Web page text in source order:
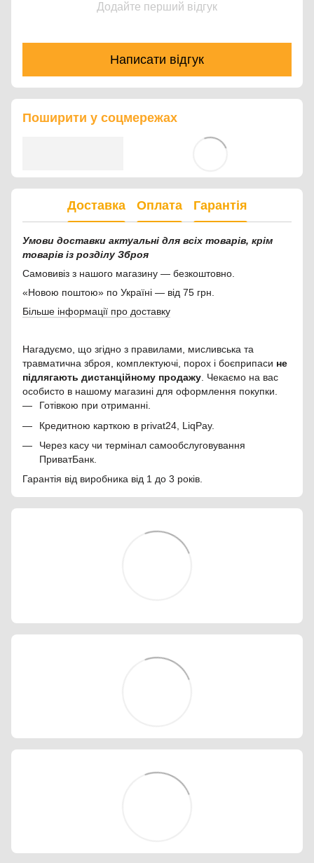
Додайте перший відгук
Написати відгук
Поширити у соцмережах
Доставка Оплата Гарантія
Умови доставки актуальні для всіх товарів, крім
товарів із розділу Зброя
Самовивіз з нашого магазину — безкоштовно.
«Новою поштою» по Україні — від 75 грн.
Більше інформації про доставку
Нагадуємо, що згідно з правилами, мисливська та
травматична зброя, комплектуючі, порох і боєприпаси не
підлягають дистанційному продажу. Чекаємо на вас
особисто в нашому магазині для оформлення покупки.
Готівкою при отриманні.
Кредитною карткою в privat24, LiqPay.
Через касу чи термінал самообслуговування
ПриватБанк.
Гарантія від виробника від 1 до 3 років.